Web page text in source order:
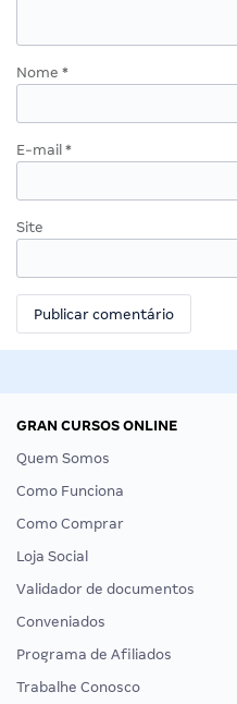
Nome *
E-mail *
Site
GRAN CURSOS ONLINE
Quem Somos
Como Funciona
Como Comprar
Loja Social
Validador de documentos
Conveniados
Programa de Afiliados
Trabalhe Conosco